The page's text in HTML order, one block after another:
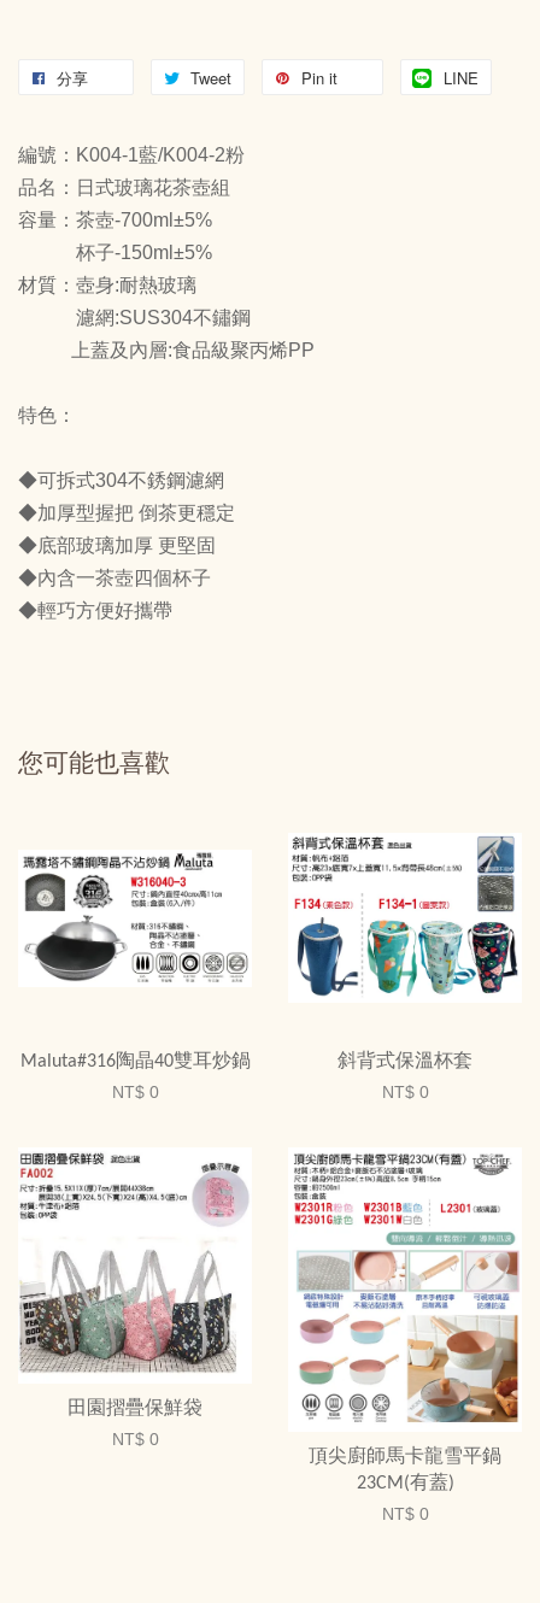
分享 Tweet Pin it LINE
編號：K004-1藍/K004-2粉
品名：日式玻璃花茶壺組
容量：茶壺-700ml±5%
杯子-150ml±5%
材質：壺身:耐熱玻璃
濾網:SUS304不鏽鋼
上蓋及內層:食品級聚丙烯PP
特色：
◆可拆式304不銹鋼濾網
◆加厚型握把 倒茶更穩定
◆底部玻璃加厚 更堅固
◆內含一茶壺四個杯子
◆輕巧方便好攜帶
您可能也喜歡
Maluta#316陶晶40雙耳炒鍋
NT$ 0
斜背式保溫杯套
NT$ 0
田園摺疊保鮮袋
NT$ 0
頂尖廚師馬卡龍雪平鍋
23CM(有蓋)
NT$ 0